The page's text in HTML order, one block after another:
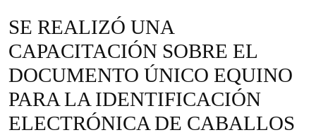
SE REALIZÓ UNA
CAPACITACIÓN SOBRE EL
DOCUMENTO ÚNICO EQUINO
PARA LA IDENTIFICACIÓN
ELECTRÓNICA DE CABALLOS